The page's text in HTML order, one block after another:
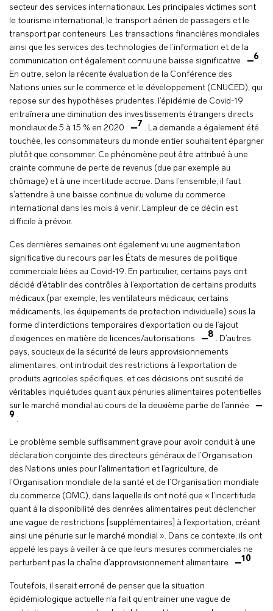
secteur des services internationaux. Les principales victimes sont
le tourisme international, le transport aérien de passagers et le
transport par conteneurs. Les transactions financières mondiales
ainsi que les services des technologies de l’information et de la
communication ont également connu une baisse significative
6 .
En outre, selon la récente évaluation de la Conférence des
Nations unies sur le commerce et le développement (CNUCED), qui
repose sur des hypothèses prudentes, l’épidémie de Covid-19
entraînera une diminution des investissements étrangers directs
mondiaux de 5 à 15 % en 2020
7 . La demande a également été
touchée, les consommateurs du monde entier souhaitent épargner
plutôt que consommer. Ce phénomène peut être attribué à une
crainte commune de perte de revenus (due par exemple au
chômage) et à une incertitude accrue. Dans l’ensemble, il faut
s’attendre à une baisse continue du volume du commerce
international dans les mois à venir. L’ampleur de ce déclin est
difficile à prévoir.
Ces dernières semaines ont également vu une augmentation
significative du recours par les États de mesures de politique
commerciale liées au Covid-19. En particulier, certains pays ont
décidé d’établir des contrôles à l’exportation de certains produits
médicaux (par exemple, les ventilateurs médicaux, certains
médicaments, les équipements de protection individuelle) sous la
forme d’interdictions temporaires d’exportation ou de l’ajout
d’exigences en matière de licences/autorisations
8 . D’autres
pays, soucieux de la sécurité de leurs approvisionnements
alimentaires, ont introduit des restrictions à l’exportation de
produits agricoles spécifiques, et ces décisions ont suscité de
véritables inquiétudes quant aux pénuries alimentaires potentielles
sur le marché mondial au cours de la deuxième partie de l’année
9 .
Le problème semble suffisamment grave pour avoir conduit à une
déclaration conjointe des directeurs généraux de l’Organisation
des Nations unies pour l’alimentation et l’agriculture, de
l’Organisation mondiale de la santé et de l’Organisation mondiale
du commerce (OMC), dans laquelle ils ont noté que « l’incertitude
quant à la disponibilité des denrées alimentaires peut déclencher
une vague de restrictions [supplémentaires] à l’exportation, créant
ainsi une pénurie sur le marché mondial ». Dans ce contexte, ils ont
appelé les pays à veiller à ce que leurs mesures commerciales ne
perturbent pas la chaîne d’approvisionnement alimentaire
10 .
Toutefois, il serait erroné de penser que la situation
épidémiologique actuelle n’a fait qu’entrainer une vague de